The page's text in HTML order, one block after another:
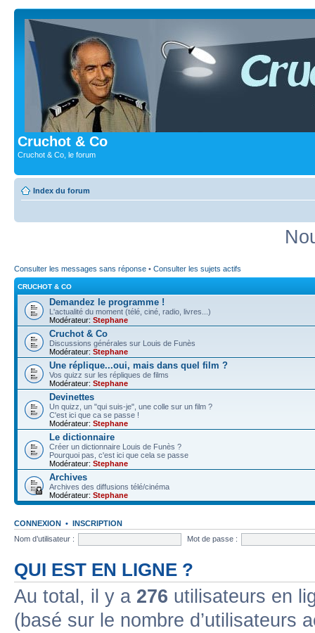
Cruchot & Co
Cruchot & Co, le forum
Index du forum
Consulter les messages sans réponse • Consulter les sujets actifs
CRUCHOT & CO
Demandez le programme !
L'actualité du moment (télé, ciné, radio, livres...)
Modérateur: Stephane
Cruchot & Co
Discussions générales sur Louis de Funès
Modérateur: Stephane
Une réplique...oui, mais dans quel film ?
Vos quizz sur les répliques de films
Modérateur: Stephane
Devinettes
Un quizz, un "qui suis-je", une colle sur un film ?
C'est ici que ca se passe !
Modérateur: Stephane
Le dictionnaire
Créer un dictionnaire Louis de Funès ?
Pourquoi pas, c'est ici que cela se passe
Modérateur: Stephane
Archives
Archives des diffusions télé/cinéma
Modérateur: Stephane
CONNEXION • INSCRIPTION
Nom d’utilisateur :
Mot de passe :
QUI EST EN LIGNE ?
Au total, il y a 276 utilisateurs en
(basé sur le nombre d’utilisateurs